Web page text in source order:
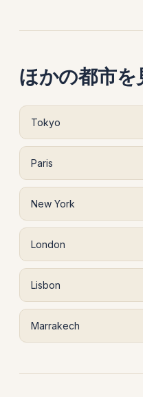
ほかの都市を
Tokyo
Paris
New York
London
Lisbon
Marrakech